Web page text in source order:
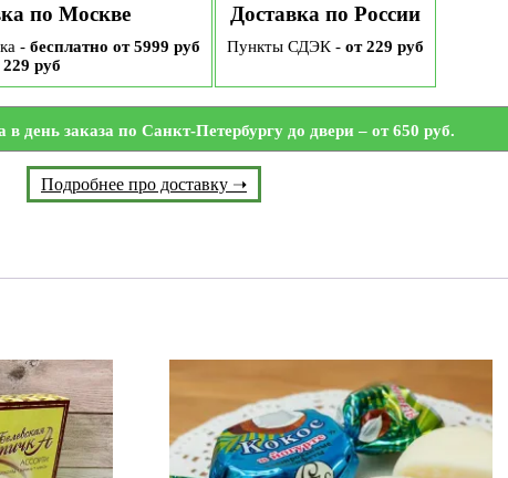
по Москве
- бесплатно от 5999 руб
229 руб
Доставка по России
Пункты СДЭК - от 229 руб
в день заказа по Санкт-Петербургу до двери – от 650 руб.
Подробнее про доставку ➝